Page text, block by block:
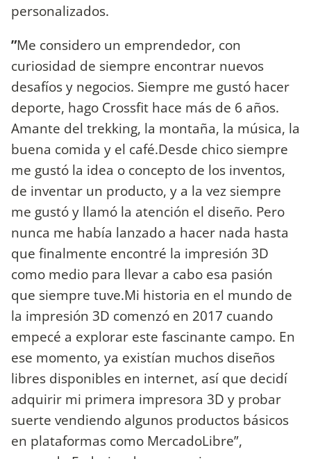
personalizados.
”Me considero un emprendedor, con
curiosidad de siempre encontrar nuevos
desafíos y negocios. Siempre me gustó hacer
deporte, hago Crossfit hace más de 6 años.
Amante del trekking, la montaña, la música, la
buena comida y el café.Desde chico siempre
me gustó la idea o concepto de los inventos,
de inventar un producto, y a la vez siempre
me gustó y llamó la atención el diseño. Pero
nunca me había lanzado a hacer nada hasta
que finalmente encontré la impresión 3D
como medio para llevar a cabo esa pasión
que siempre tuve.Mi historia en el mundo de
la impresión 3D comenzó en 2017 cuando
empecé a explorar este fascinante campo. En
ese momento, ya existían muchos diseños
libres disponibles en internet, así que decidí
adquirir mi primera impresora 3D y probar
suerte vendiendo algunos productos básicos
en plataformas como MercadoLibre”,